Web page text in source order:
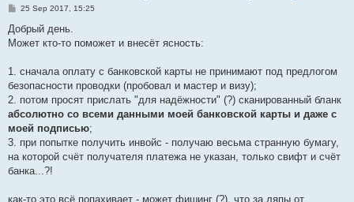
P
s
25 Sep 2017, 15:25
Добрый день.
Может кто-то поможет и внесёт ясность:
1. сначала оплату с банковской карты не принимают под предлогом
безопасности проводки (пробовал и мастер и визу);
2. потом просят прислать "для надёжности" (?) сканированный бланк
абсолютно со всеми данными моей банковской карты и даже с
моей подписью;
3. при попытке получить инвойс - получаю весьма странную бумагу,
на которой счёт получателя платежа не указан, только свифт и счёт
банка...?!
как-то это всё попахивает - может фишинг (?), что за ляпы от